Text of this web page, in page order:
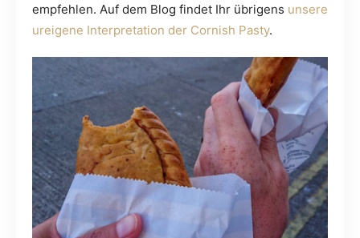
empfehlen. Auf dem Blog findet Ihr übrigens unsere
ureigene Interpretation der Cornish Pasty.